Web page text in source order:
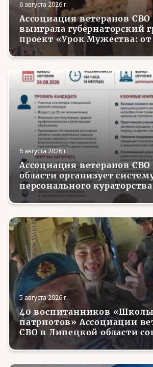
6 августа 2026 г.
Ассоциация ветеранов СВО
выиграла губернаторский
проект «Урок Мужества:
делу»
6 августа 2026 г.
Ассоциация ветеранов
области организует
персонального
трудоустройства и
вернувшихся с фронта
5 августа 2026 г.
40 воспитанников «Школы
патриотов» Ассоциации
СВО в Липецкой области
первые парашютные